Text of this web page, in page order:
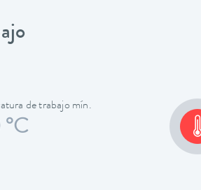
de trabajo mín.